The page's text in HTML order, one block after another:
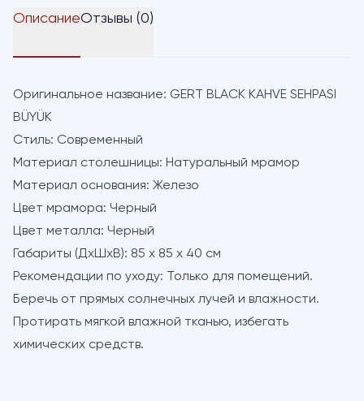
ОписаниеОтзывы (0)
Оригинальное название: GERT BLACK KAHVE SEHPASI
BÜYÜK
Стиль: Современный
Материал столешницы: Натуральный мрамор
Материал основания: Железо
Цвет мрамора: Черный
Цвет металла: Черный
Габариты (ДхШхВ): 85 х 85 х 40 см
Рекомендации по уходу: Только для помещений.
Беречь от прямых солнечных лучей и влажности.
Протирать мягкой влажной тканью, избегать
химических средств.